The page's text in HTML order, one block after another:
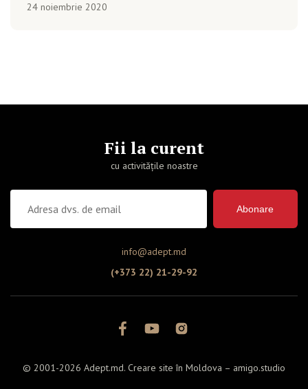
24 noiembrie 2020
Fii la curent
cu activitățile noastre
Abonare
info@adept.md
(+373 22) 21-29-92
© 2001-2026 Adept.md. Creare site în Moldova – amigo.studio